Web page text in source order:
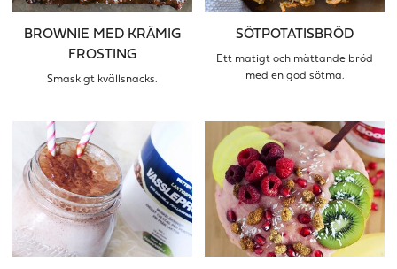
BROWNIE MED KRÄMIG
FROSTING
Smaskigt kvällsnacks.
SÖTPOTATISBRÖD
Ett matigt och mättande bröd
med en god sötma.